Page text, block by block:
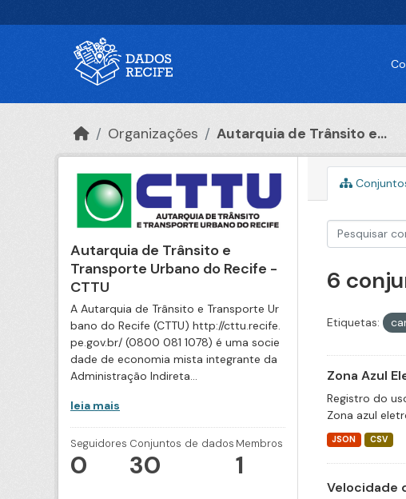
Organizações Autarquia de Trânsito e...
Autarquia de Trânsito e
Transporte Urbano do Recife -
CTTU
A Autarquia de Trânsito e Transporte Ur
bano do Recife (CTTU) http://cttu.recife.
pe.gov.br/ (0800 081 1078) é uma socie
dade de economia mista integrante da
Administração Indireta...
leia mais
Seguidores
0
Conjuntos de dados
30
Membros
1
6
Etiquetas:
Zona Azul
Registro do
Zona azul
JSON CSV
Velocidade